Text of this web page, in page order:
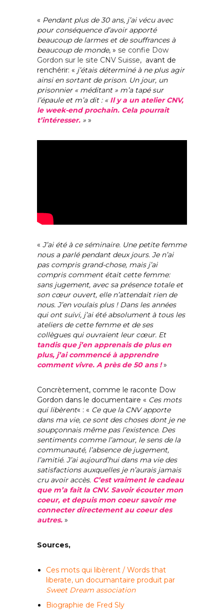
« Pendant plus de 30 ans, j’ai vécu avec
pour conséquence d’avoir apporté
beaucoup de larmes et de souffrances à
beaucoup de monde, » se confie Dow
Gordon sur le site CNV Suisse, avant de
renchérir: « j’étais déterminé à ne plus agir
ainsi en sortant de prison. Un jour, un
prisonnier « méditant » m’a tapé sur
l’épaule et m’a dit : « Il y a un atelier CNV,
le week-end prochain. Cela pourrait
t’intéresser. » »
« J’ai été à ce séminaire. Une petite femme
nous a parlé pendant deux jours. Je n’ai
pas compris grand-chose, mais j’ai
compris comment était cette femme:
sans jugement, avec sa présence totale et
son cœur ouvert, elle n’attendait rien de
nous. J’en voulais plus ! Dans les années
qui ont suivi, j’ai été absolument à tous les
ateliers de cette femme et de ses
collègues qui ouvraient leur cœur. Et
tandis que j’en apprenais de plus en
plus, j’ai commencé à apprendre
comment vivre. A près de 50 ans !»
Concrètement, comme le raconte Dow
Gordon dans le documentaire « Ces mots
qui libèrent« : « Ce que la CNV apporte
dans ma vie, ce sont des choses dont je ne
soupçonnais même pas l’existence. Des
sentiments comme l’amour, le sens de la
communauté, l’absence de jugement,
l’amitié. J’ai aujourd’hui dans ma vie des
satisfactions auxquelles je n’aurais jamais
cru avoir accès. C’est vraiment le cadeau
que m’a fait la CNV. Savoir écouter mon
coeur, et depuis mon coeur savoir me
connecter directement au coeur des
autres. »
Sources,
Ces mots qui libèrent / Words that
liberate, un documantaire produit par
Sweet Dream association
Biographie de Fred Sly